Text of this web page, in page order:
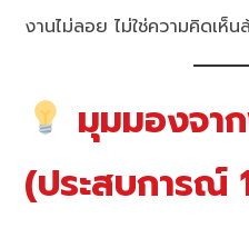
งานไม่ลอย ไม่ใช่ความคิดเห็
มุมมองจา
(ประสบการณ์